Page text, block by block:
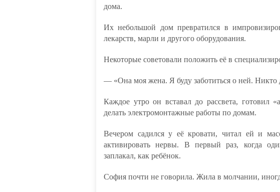
дома.
Их небольшой дом превратился в
лекарств, марли и другого оборудования.
Некоторые советовали положить её в
— «Она моя жена. Я буду заботиться о ней. Никто
Каждое утро он вставал до рассвета, готовил
делать электромонтажные работы по домам.
Вечером садился у её кровати, читал ей и
активировать нервы. В первый раз, когда
заплакал, как ребёнок.
София почти не говорила. Жила в молчании,